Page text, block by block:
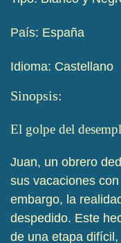
País: España
Idioma: Castellano
Sinopsis:
El golpe del
Juan, un obrero
sus vacaciones
embargo, la
despedido. Este
de una etapa